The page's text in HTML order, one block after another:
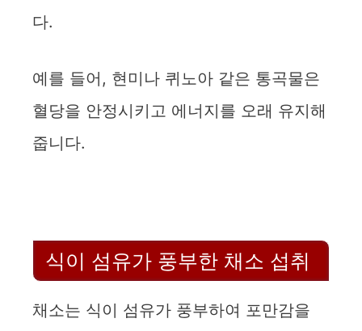
다.
예를 들어, 현미나 퀴노아 같은 통곡물은
혈당을 안정시키고 에너지를 오래 유지해
줍니다.
식이 섬유가 풍부한 채소 섭취
채소는 식이 섬유가 풍부하여 포만감을